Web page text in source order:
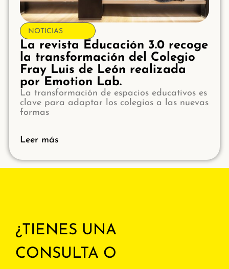
NOTICIAS
La revista Educación 3.0 recoge
la transformación del Colegio
Fray Luis de León realizada
por Emotion Lab.
La transformación de espacios educativos es
clave para adaptar los colegios a las nuevas
formas
Leer más
¿TIENES UNA
CONSULTA O